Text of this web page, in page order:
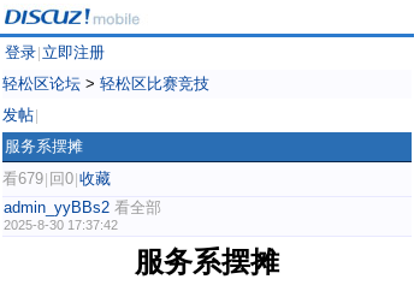
登录 立即注册
轻松区论坛 > 轻松区比赛竞技
发帖
服务系摆摊
看679 回0 收藏
admin_yyBBs2 看全部
2025-8-30 17:37:42
服务系摆摊